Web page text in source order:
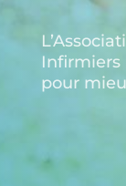
pour